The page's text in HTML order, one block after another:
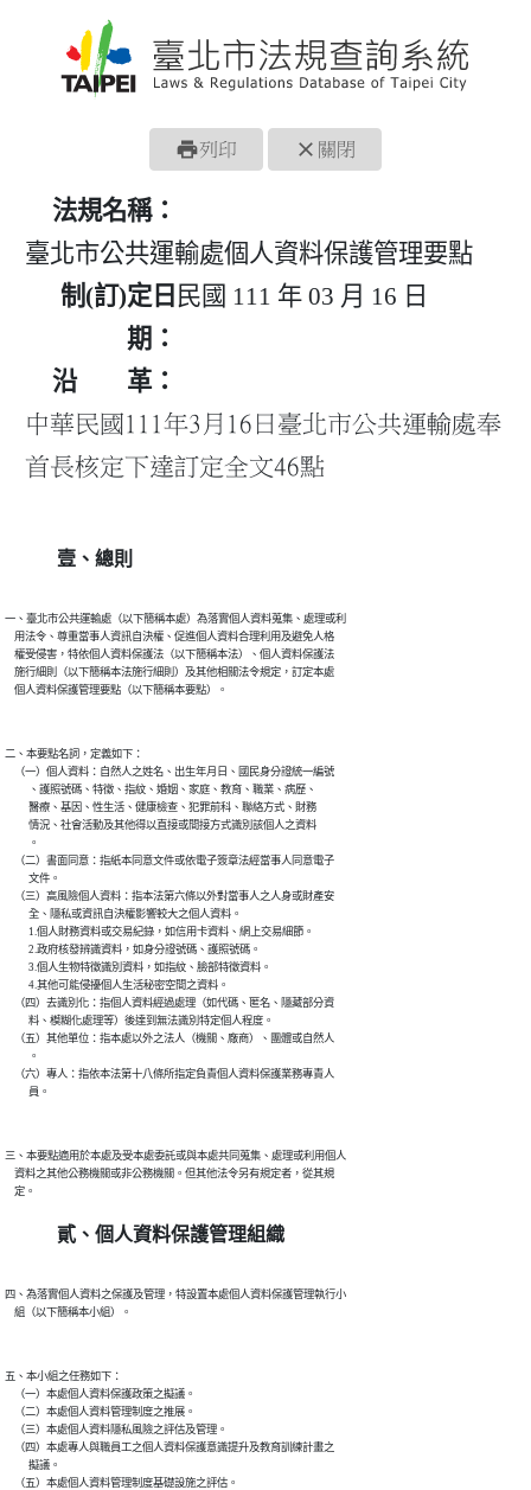
print列印 close 關閉
法規名稱：
臺北市公共運輸處個人資料保護管理要點
制(訂)定日
期：
民國 111 年 03 月 16 日
沿 革：
中華民國111年3月16日臺北市公共運輸處奉
首長核定下達訂定全文46點
壹、總則
一、臺北市公共運輸處（以下簡稱本處）為落實個人資料蒐集、處理或利
    用法令、尊重當事人資訊自決權、促進個人資料合理利用及避免人格
    權受侵害，特依個人資料保護法（以下簡稱本法）、個人資料保護法
    施行細則（以下簡稱本法施行細則）及其他相關法令規定，訂定本處
二、本要點名詞，定義如下：
    （一）個人資料：自然人之姓名、出生年月日、國民身分證統一編號
          、護照號碼、特徵、指紋、婚姻、家庭、教育、職業、病歷、
          醫療、基因、性生活、健康檢查、犯罪前科、聯絡方式、財務
          情況、社會活動及其他得以直接或間接方式識別該個人之資料
          。
    （二）書面同意：指紙本同意文件或依電子簽章法經當事人同意電子
          文件。
    （三）高風險個人資料：指本法第六條以外對當事人之人身或財產安
          全、隱私或資訊自決權影響較大之個人資料。
          1.個人財務資料或交易紀錄，如信用卡資料、網上交易細節。
          2.政府核發辨識資料，如身分證號碼、護照號碼。
          3.個人生物特徵識別資料，如指紋、臉部特徵資料。
          4.其他可能侵擾個人生活秘密空間之資料。
    （四）去識別化：指個人資料經過處理（如代碼、匿名、隱藏部分資
          料、模糊化處理等）後達到無法識別特定個人程度。
    （五）其他單位：指本處以外之法人（機關、廠商）、團體或自然人
          。
    （六）專人：指依本法第十八條所指定負責個人資料保護業務專責人
三、本要點適用於本處及受本處委託或與本處共同蒐集、處理或利用個人
    資料之其他公務機關或非公務機關。但其他法令另有規定者，從其規
貳、個人資料保護管理組織
四、為落實個人資料之保護及管理，特設置本處個人資料保護管理執行小
五、本小組之任務如下：
    （一）本處個人資料保護政策之擬議。
    （二）本處個人資料管理制度之推展。
    （三）本處個人資料隱私風險之評估及管理。
    （四）本處專人與職員工之個人資料保護意識提升及教育訓練計畫之
          擬議。
    （五）本處個人資料管理制度基礎設施之評估。